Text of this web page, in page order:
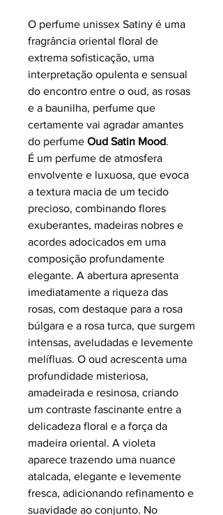
O perfume unissex Satiny é uma
fragrância oriental floral de
extrema sofisticação, uma
interpretação opulenta e sensual
do encontro entre o oud, as rosas
e a baunilha, perfume que
certamente vai agradar amantes
do perfume Oud Satin Mood.
É um perfume de atmosfera
envolvente e luxuosa, que evoca
a textura macia de um tecido
precioso, combinando flores
exuberantes, madeiras nobres e
acordes adocicados em uma
composição profundamente
elegante. A abertura apresenta
imediatamente a riqueza das
rosas, com destaque para a rosa
búlgara e a rosa turca, que surgem
intensas, aveludadas e levemente
melífluas. O oud acrescenta uma
profundidade misteriosa,
amadeirada e resinosa, criando
um contraste fascinante entre a
delicadeza floral e a força da
madeira oriental. A violeta
aparece trazendo uma nuance
atalcada, elegante e levemente
fresca, adicionando refinamento e
suavidade ao conjunto. No